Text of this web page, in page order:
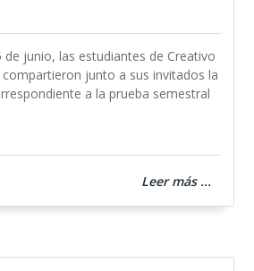
de junio, las estudiantes de Creativo
compartieron junto a sus invitados la
a la prueba semestral
Leer más ...